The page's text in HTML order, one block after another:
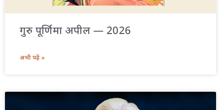
गुरु पूर्णिमा अपील — 2026
अभी पढ़ें »